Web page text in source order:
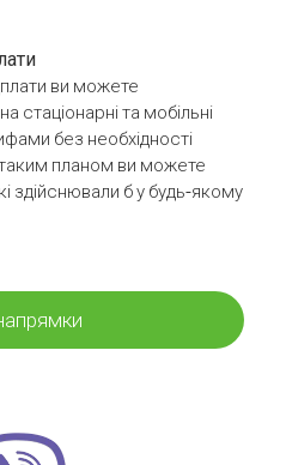
ви можете
стаціонарні та мобільні
без необхідності
планом ви можете
здійснювали б у будь-якому